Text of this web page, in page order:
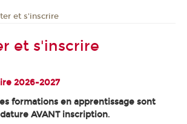
et s'inscrire
et s'inscrire
2026-2027
formations en apprentissage sont
AVANT inscription.